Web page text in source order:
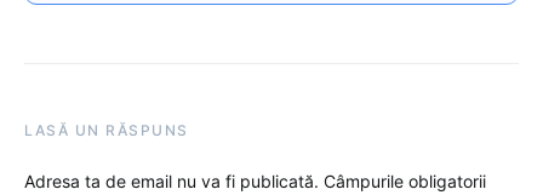
LASĂ UN RĂSPUNS
Adresa ta de email nu va fi publicată. Câmpurile obligatorii